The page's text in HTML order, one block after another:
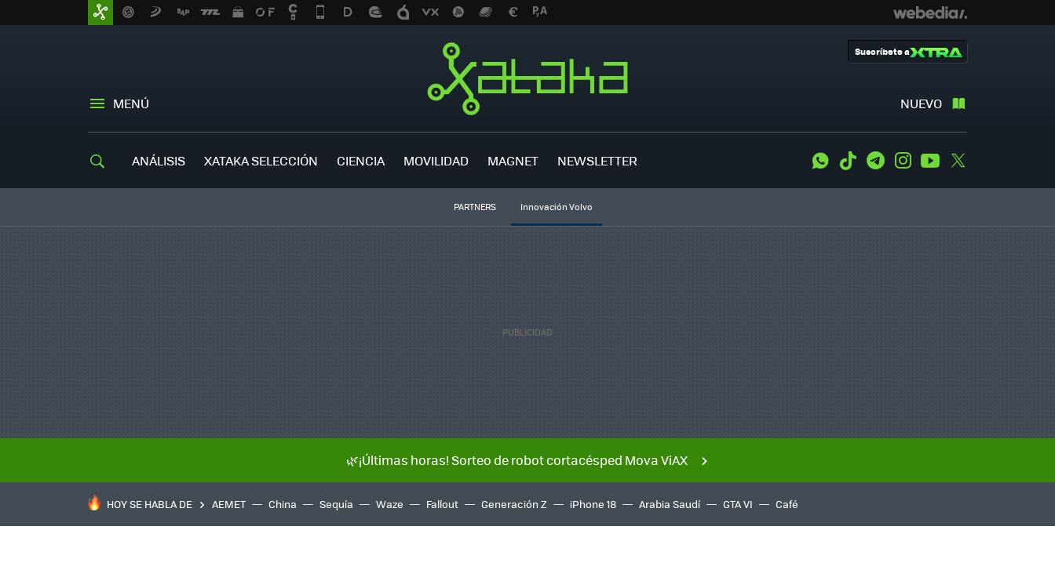
MENÚ NUEVO
Suscríbete a
ANÁLISIS XATAKA SELECCIÓN CIENCIA MOVILIDAD MAGNET NEWSLETTER WhatsApp
Tiktok TelegramInstagramYoutube
PARTNERS Innovación Volvo
🌿¡Últimas horas! Sorteo de robot cortacésped Mova ViAX
HOY SE HABLA DE AEMET China Sequía Waze Fallout Generación Z iPhone 18 Arabia Saudí GTA VI Café